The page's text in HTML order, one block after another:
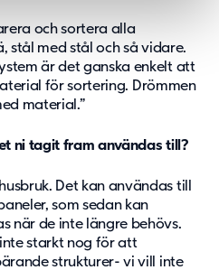
och sortera alla
stål med stål och så vidare.
är det ganska enkelt att
för sortering. Drömmen
material.”
ni tagit fram användas till?
Det kan användas till
som sedan kan
när de inte längre behövs.
starkt nog för att
strukturer- vi vill inte